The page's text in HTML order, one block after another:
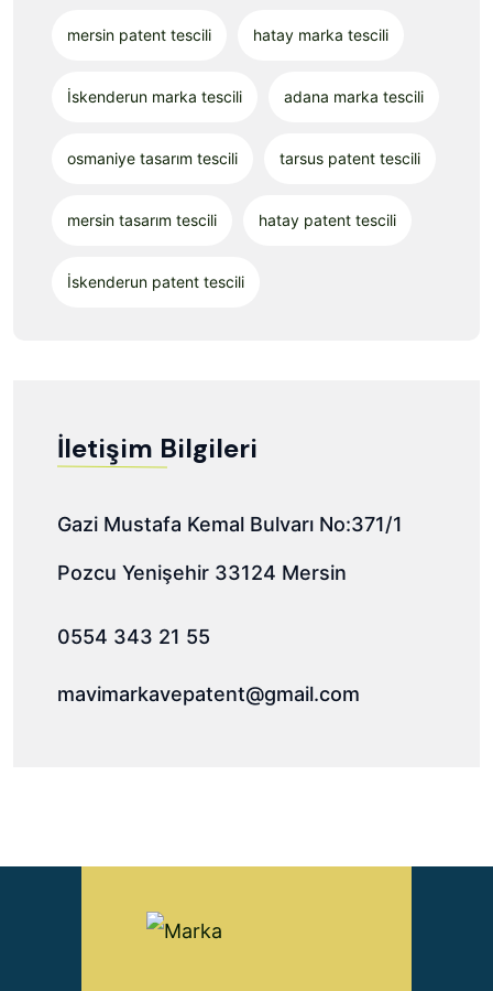
mersin patent tescili hatay marka tescili
İskenderun marka tescili adana marka tescili
osmaniye tasarım tescili tarsus patent tescili
mersin tasarım tescili hatay patent tescili
İskenderun patent tescili
İletişim Bilgileri
Gazi Mustafa Kemal Bulvarı No:371/1
Pozcu Yenişehir 33124 Mersin
0554 343 21 55
mavimarkavepatent@gmail.com